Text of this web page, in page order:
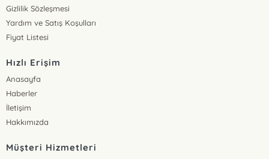
Gizlilik Sözleşmesi
Yardım ve Satış Koşulları
Fiyat Listesi
Hızlı Erişim
Anasayfa
Haberler
İletişim
Hakkımızda
Müşteri Hizmetleri